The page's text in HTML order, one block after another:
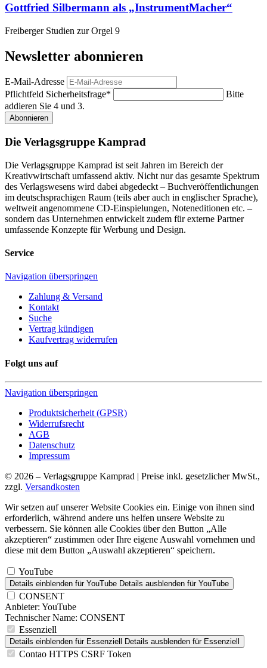
Gottfried Silbermann als „InstrumentMacher“
Freiberger Studien zur Orgel 9
Newsletter abonnieren
E-Mail-Adresse
Pflichtfeld Sicherheitsfrage*
Bitte
addieren Sie 4 und 3.
Abonnieren
Die Verlagsgruppe Kamprad
Die Verlagsgruppe Kamprad ist seit Jahren im Bereich der
Kreativwirtschaft umfassend aktiv. Nicht nur das gesamte Spektrum
des Verlagswesens wird dabei abgedeckt – Buchveröffentlichungen
im deutschsprachigen Raum (teils aber auch in englischer Sprache),
weltweit angenommene CD-Einspielungen, Noteneditionen etc. –
sondern das Unternehmen entwickelt zudem für externe Partner
umfassende Konzepte für Werbung und Design.
Service
Navigation überspringen
Zahlung & Versand
Kontakt
Suche
Vertrag kündigen
Kaufvertrag widerrufen
Folgt uns auf
Navigation überspringen
Produktsicherheit (GPSR)
Widerrufsrecht
AGB
Datenschutz
Impressum
© 2026 – Verlagsgruppe Kamprad | Preise inkl. gesetzlicher MwSt.,
zzgl. Versandkosten
Wir setzen auf unserer Website Cookies ein. Einige von ihnen sind
erforderlich, während andere uns helfen unsere Website zu
verbessern. Sie können alle Cookies über den Button „Alle
akzeptieren“ zustimmen oder Ihre eigene Auswahl vornehmen und
diese mit dem Button „Auswahl akzeptieren“ speichern.
YouTube
Details einblenden für YouTube Details ausblenden für YouTube
CONSENT
Anbieter: YouTube
Technischer Name: CONSENT
Essenziell
Details einblenden für Essenziell Details ausblenden für Essenziell
Contao HTTPS CSRF Token